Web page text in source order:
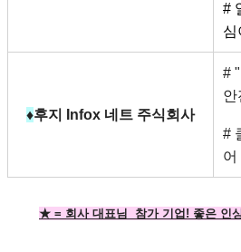
#
♦후지 Infox 네트 주식회사
#
안
#
어
★ = 회사 대표님  참가 기업! 좋은 인